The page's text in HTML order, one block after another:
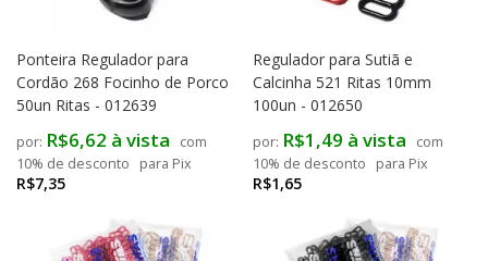
Ponteira Regulador para
Cordão 268 Focinho de Porco
50un Ritas - 012639
R$7,35
R$6,62 à vista
com
10% de desconto
para Pix
Regulador para Sutiã e
Calcinha 521 Ritas 10mm
100un - 012650
R$1,65
R$1,49 à vista
com
10% de desconto
para Pix